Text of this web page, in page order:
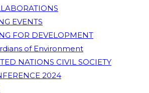
EVENTS
FOR DEVELOPMENT
of Environment
NATIONS CIVIL SOCIETY
2024